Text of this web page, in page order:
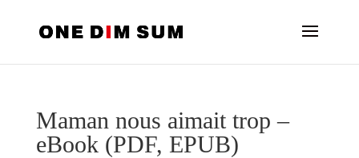
Maman nous aimait trop –
eBook (PDF, EPUB)